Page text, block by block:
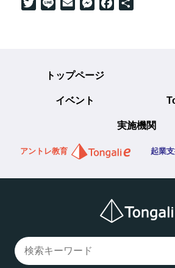
TwitterLine Email Messenger
Facebook
トップページ
イベント
実施機関
アントレ教育 起業